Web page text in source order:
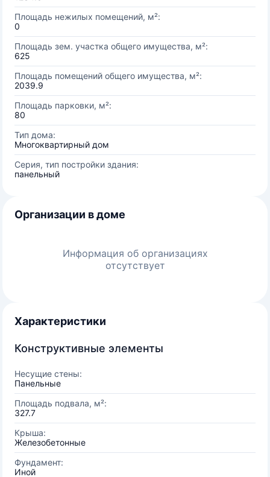
Площадь нежилых помещений, м²:
0
Площадь зем. участка общего имущества, м²:
625
Площадь помещений общего имущества, м²:
2039.9
Площадь парковки, м²:
80
Тип дома:
Многоквартирный дом
Серия, тип постройки здания:
панельный
Организации в доме
Информация об организациях
отсутствует
Характеристики
Конструктивные элементы
Несущие стены:
Панельные
Площадь подвала, м²:
327.7
Крыша:
Железобетонные
Фундамент:
Иной